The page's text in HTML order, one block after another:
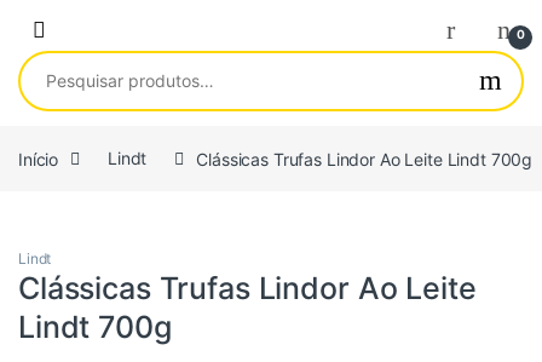
0
Pesquisar por:
Início Lindt Clássicas Trufas Lindor Ao Leite Lindt 700g
Lindt
Clássicas Trufas Lindor Ao Leite
Lindt 700g